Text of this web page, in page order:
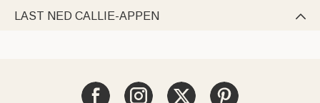
LAST NED CALLIE-APPEN 